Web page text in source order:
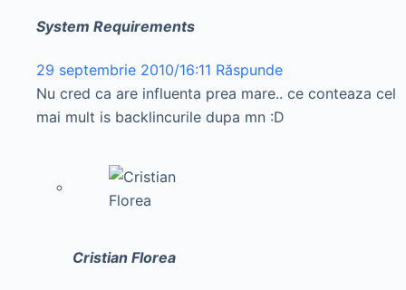
System Requirements
29 septembrie 2010/16:11 Răspunde
Nu cred ca are influenta prea mare.. ce conteaza cel
mai mult is backlincurile dupa mn :D
Cristian Florea